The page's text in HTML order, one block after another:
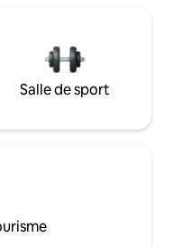
Salle de sport